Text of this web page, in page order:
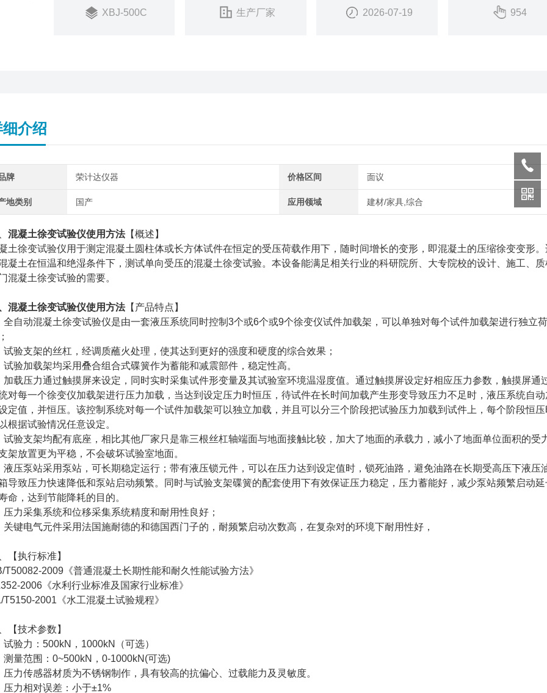
XBJ-500C 生产厂家 2026-07-19 954
介绍
牌 荣计达仪器 价格区间 面议
地类别 国产 应用领域 建材/家具,综合
混凝土徐变试验仪使用方法【概述】
土徐变试验仪用于测定混凝土圆柱体或长方体试件在恒定的受压荷载作用下，随时间增长的变形，即混凝土的压缩徐变变形
凝土在恒温和绝湿条件下，测试单向受压的混凝土徐变试验。本设备能满足相关行业的科研院所、大专院校的设计、施工、
混凝土徐变试验的需要。
混凝土徐变试验仪使用方法【产品特点】
全自动混凝土徐变试验仪是由一套液压系统同时控制3个或6个或9个徐变仪试件加载架，可以单独对每个试件加载架进行独立
试验支架的丝杠，经调质蘸火处理，使其达到更好的强度和硬度的综合效果；
试验加载架均采用叠合组合式碟簧作为蓄能和减震部件，稳定性高。
加载压力通过触摸屏来设定，同时实时采集试件形变量及其试验室环境温湿度值。通过触摸屏设定好相应压力参数，触摸屏通
对每一个徐变仪加载架进行压力加载，当达到设定压力时恒压，待试件在长时间加载产生形变导致压力不足时，液压系统自
定值，并恒压。该控制系统对每一个试件加载架可以独立加载，并且可以分三个阶段把试验压力加载到试件上，每个阶段恒
根据试验情况任意设定。
试验支架均配有底座，相比其他厂家只是靠三根丝杠轴端面与地面接触比较，加大了地面的承载力，减小了地面单位面积的受
架放置更为平稳，不会破坏试验室地面。
液压泵站采用泵站，可长期稳定运行；带有液压锁元件，可以在压力达到设定值时，锁死油路，避免油路在长期受高压下液压
导致压力快速降低和泵站启动频繁。同时与试验支架碟簧的配套使用下有效保证压力稳定，压力蓄能好，减少泵站频繁启动
命，达到节能降耗的目的。
压力采集系统和位移采集系统精度和耐用性良好；
关键电气元件采用法国施耐德的和德国西门子的，耐频繁启动次数高，在复杂对的环境下耐用性好，
【执行标准】
T50082-2009《普通混凝土长期性能和耐久性能试验方法》
2006《水利行业标准及国家行业标准》
T5150-2001《水工混凝土试验规程》
【技术参数】
试验力：500kN，1000kN（可选）
测量范围：0~500kN，0-1000kN(可选)
压力传感器材质为不锈钢制作，具有较高的抗偏心、过载能力及灵敏度。
压力相对误差：小于±1%